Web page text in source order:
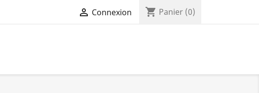
 Connexion shopping_cart Panier (0)